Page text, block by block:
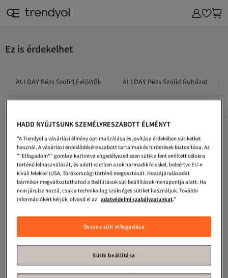
Ez is érdekelhet
ALLDAY Bézs Szolid Felöltők ALLDAY Bézs Szolid Ruházat
ALLDAY Fekete Szolid Melegítőszettek ALLDAY Ekrü Szolid Ruházat
ALLDAY Szolid Szoknyák
ALLDAY Fekete Melegítőszettek
ALLDAY Bézs Sapkák És AbajákALLDAY Bézs Ruházat
ALLDAY Női Szolid Ruházat
ALLDAY Melegítőszettek
ALLDAY Szolid Nadrág
ALLDAY Többszínű Ruhák ALLDAY Férfi Ruházat
ALLDAY Női Szolid Szoknyák
ALLDAY Női Melegítőszettek
ALLDAY Szolid Kétrészes SzettekALLDAY Szoknyák
ALLDAY Khaki Szolid Szoknyák
ALLDAY Khaki Szolid RuházatALLDAY Női Ingek
HADD NYÚJTSUNK SZEMÉLYRESZABOTT ÉLMÉNYT
"A Trendyol a vásárlási élmény optimalizálása és javítása érdekében sütiketket
használ. A vásárlási érdeklődésére szabott tartalmak és hirdetések biztosítása. Az
""Elfogadom"" gombra kattintva engedélyezed ezen sütik a fent említett célokra
történő felhasználását, és adott esetben azok harmadik felekkel, beleértve EU-n
kívüli felekkel (USA, Törökország) történő megosztását. Hozzájárulásodat
bármikor megváltoztathatod a Beállítások sütibeállítások menüpontja alatt. Ha
nem járulsz hozzá, csak a technikailag szükséges sütiket használjuk. További
információkért kérjük, olvasd el az adatvédelmi szabályzatunkat."
Összes süti elfogadása
Sütik beállítása